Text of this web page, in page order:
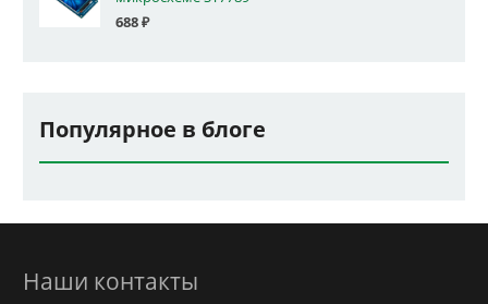
688₽
Популярное в блоге
Наши контакты